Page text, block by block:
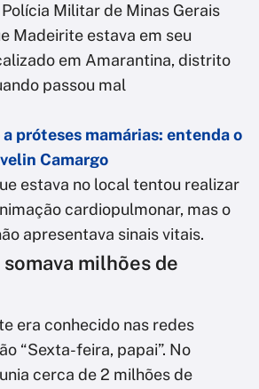
Militar de Minas Gerais
Madeirite estava em seu
em Amarantina, distrito
passou mal
próteses mamárias: entenda o
Camargo
estava no local tentou realizar
cardiopulmonar, mas o
apresentava sinais vitais.
milhões de
era conhecido nas redes
“Sexta-feira, papai”. No
cerca de 2 milhões de